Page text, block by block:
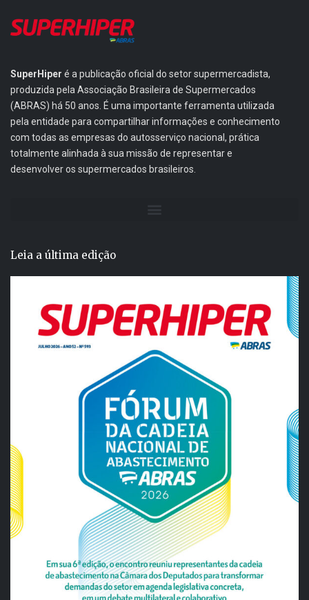
SuperHiper é a publicação oficial do setor supermercadista,
produzida pela Associação Brasileira de Supermercados
(ABRAS) há 50 anos. É uma importante ferramenta utilizada
pela entidade para compartilhar informações e conhecimento
com todas as empresas do autosserviço nacional, prática
totalmente alinhada à sua missão de representar e
desenvolver os supermercados brasileiros.
Leia a última edição